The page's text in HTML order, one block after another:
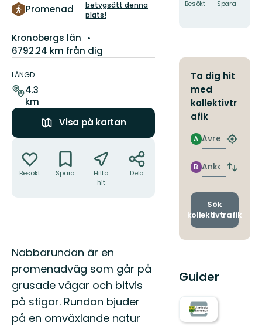
Promenad
5
stjärnor
betygsätt denna
plats!
Län:
Kronobergs län
6792.24 km från dig
om
leden
LÄNGD
4.3
km
Visa på kartan
Besökt Spara
Hitta
hit
Dela
Beskrivning
Nabbarundan är en
promenadväg som går på
grusade vägar och bitvis
på stigar. Rundan bjuder
på en omväxlande natur
Besökt Spara
Ta dig hit
med
kollektivtr
afik
Avresa
A
Hitta
Ankomst
B
Byt
och
Sök
kollektivtrafik
Guider